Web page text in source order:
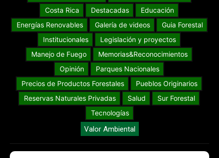
Costa Rica
Destacadas
Educación
Energías Renovables
Galería de videos
Guia Forestal
Institucionales
Legislación y proyectos
Manejo de Fuego
Memorias&Reconocimientos
Opinión
Parques Nacionales
Precios de Productos Forestales
Pueblos Originarios
Reservas Naturales Privadas
Salud
Sur Forestal
Tecnologías
Valor Ambiental